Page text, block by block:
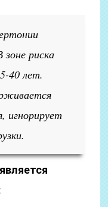
риска
40 лет.
игнорирует